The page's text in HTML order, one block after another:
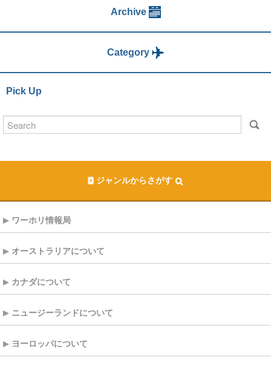
Archive
Category
Pick Up
ジャンルからさがす
ワーホリ情報局
オーストラリアについて
カナダについて
ニュージーランドについて
ヨーロッパについて